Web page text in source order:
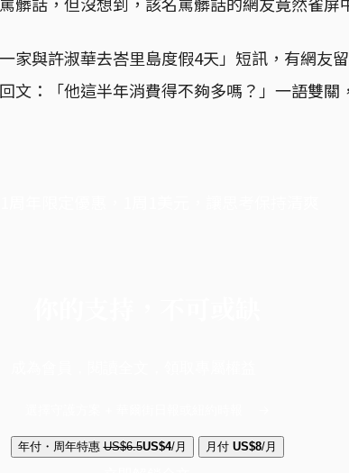
家與許淑華去峇里島度假4天」短訊，有網友
文：「他這半年消費得不夠多嗎？」一語雙關
年付・周年特惠 US$6.5US$4/月 月付 US$8/月